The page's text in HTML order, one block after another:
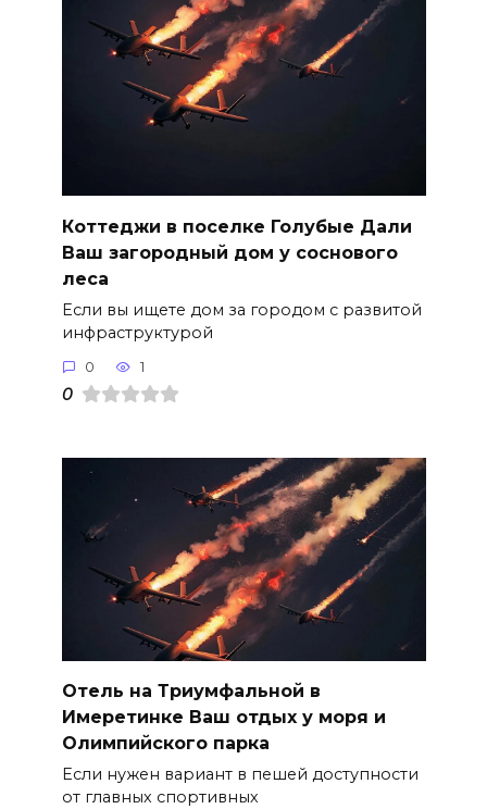
Коттеджи в поселке Голубые Дали
Ваш загородный дом у соснового
леса
Если вы ищете дом за городом с развитой
инфраструктурой
0 1
0
Отель на Триумфальной в
Имеретинке Ваш отдых у моря и
Олимпийского парка
Если нужен вариант в пешей доступности
от главных спортивных